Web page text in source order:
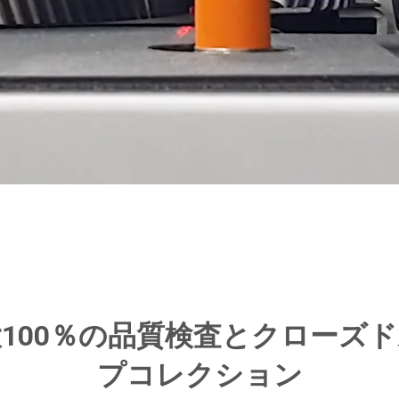
％の品質検査とクローズ
プコレクション